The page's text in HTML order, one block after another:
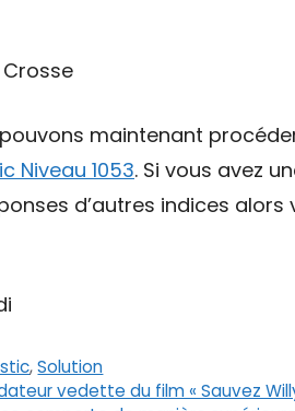
Crosse
maintenant
Niveau 1053. Si vous avez
d’autres indices
,Solution
vedette du film « Sauvez